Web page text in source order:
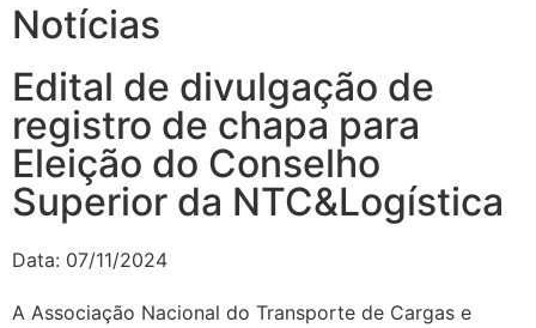
Notícias
Edital de divulgação de
registro de chapa para
Eleição do Conselho
Superior da NTC&Logística
Data: 07/11/2024
A Associação Nacional do Transporte de Cargas e